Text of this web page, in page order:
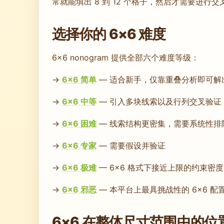
选择你的 6×6 难度
6×6 nonogram 提供全部六个难度等级：
→ 6×6 简单— 适合新手，仅靠重叠分析即可解
→ 6×6 中等— 引入多块线索以及行列交叉验证
→ 6×6 困难— 线索结构更密集，需要系统性排
→ 6×6 专家— 需要假设并验证
→ 6×6 极难— 6×6 格式下接近上限的约束密度
→ 6×6 邪恶— 本平台上最具挑战性的 6×6 配